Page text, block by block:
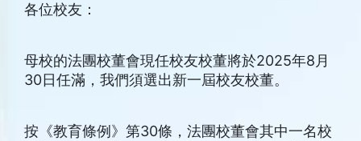
各位校友：
母校的法團校董會現任校友校董將於2025年8月
30日任滿，我們須選出新一屆校友校董。
按《教育條例》第30條，法團校董會其中一名校